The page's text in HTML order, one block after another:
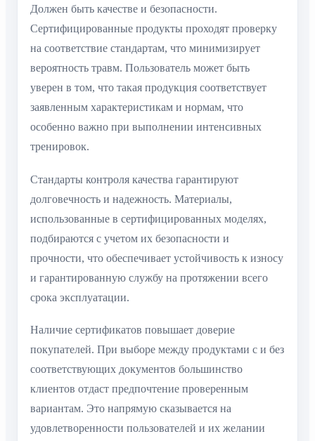
Должен быть качестве и безопасности.
Сертифицированные продукты проходят проверку
на соответствие стандартам, что минимизирует
вероятность травм. Пользователь может быть
уверен в том, что такая продукция соответствует
заявленным характеристикам и нормам, что
особенно важно при выполнении интенсивных
тренировок.
Стандарты контроля качества гарантируют
долговечность и надежность. Материалы,
использованные в сертифицированных моделях,
подбираются с учетом их безопасности и
прочности, что обеспечивает устойчивость к износу
и гарантированную службу на протяжении всего
срока эксплуатации.
Наличие сертификатов повышает доверие
покупателей. При выборе между продуктами с и без
соответствующих документов большинство
клиентов отдаст предпочтение проверенным
вариантам. Это напрямую сказывается на
удовлетворенности пользователей и их желании